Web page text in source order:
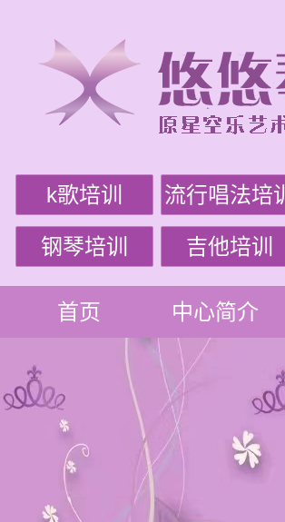
k歌培训 流行唱法培训
钢琴培训 吉他培训
首页 中心简介